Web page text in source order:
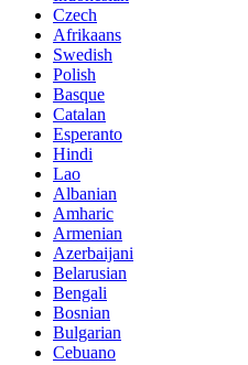
Czech
Afrikaans
Swedish
Polish
Basque
Catalan
Esperanto
Hindi
Lao
Albanian
Amharic
Armenian
Azerbaijani
Belarusian
Bengali
Bosnian
Bulgarian
Cebuano